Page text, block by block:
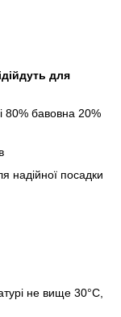
для
80% бавовна 20%
надійної посадки
не вище 30°C,